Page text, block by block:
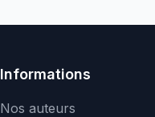
Informations
Nos auteurs